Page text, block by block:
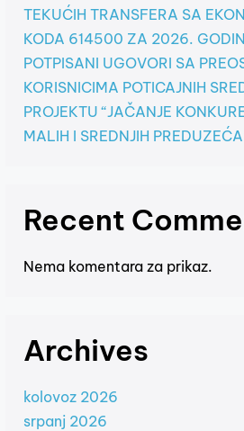
TEKUĆIH TRANSFERA SA
KODA 614500 ZA 2026.
POTPISANI UGOVORI SA
KORISNICIMA POTICAJNIH
PROJEKTU “JAČANJE
MALIH I SREDNJIH
Recent
Nema komentara za prikaz.
Archives
kolovoz 2026
srpanj 2026